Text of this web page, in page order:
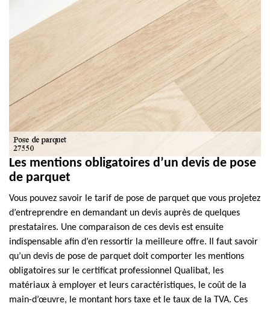
Les mentions obligatoires d’un devis de pose
de parquet
Vous pouvez savoir le tarif de pose de parquet que vous projetez
d’entreprendre en demandant un devis auprès de quelques
prestataires. Une comparaison de ces devis est ensuite
indispensable afin d’en ressortir la meilleure offre. Il faut savoir
qu’un devis de pose de parquet doit comporter les mentions
obligatoires sur le certificat professionnel Qualibat, les
matériaux à employer et leurs caractéristiques, le coût de la
main-d’œuvre, le montant hors taxe et le taux de la TVA. Ces